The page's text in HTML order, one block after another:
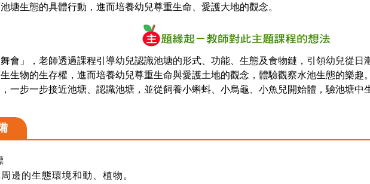
塘生態的具體行動，進而培養幼兒尊重生命、愛護大地的觀念。
會」，老師透過課程引導幼兒認識池塘的形式、功能、生態及食物鏈，引領幼兒從日
生物的生存權，進而培養幼兒尊重生命與愛護土地的觀念，體驗觀察水池生態的樂趣
一步一步接近池塘、認識池塘，並從飼養小蝌蚪、小烏龜、小魚兒開始體，驗池塘中
邊的生態環境和動、植物。